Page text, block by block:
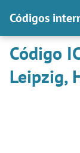
Códigos
Código
Leipzig,